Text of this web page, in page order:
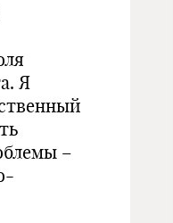
Я
–